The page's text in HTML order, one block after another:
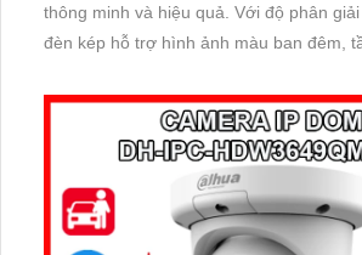
thông minh và hiệu quả. Với độ phân giải 6MP siêu nét
đèn kép hỗ trợ hình ảnh màu ban đêm,
chính xác người và xe, camera đảm bảo
xác 24/7 hỗ trợ POE, khe thẻ nhớ lên
chuẩn chống nước IP67